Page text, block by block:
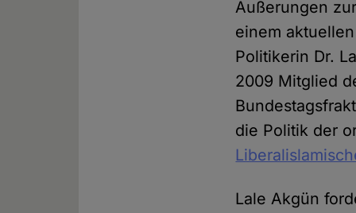
Äußerungen
einem
Politikerin Dr.
2009 Mitglied
die Politik der
Lale Akgün